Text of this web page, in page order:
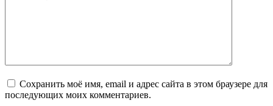
Сохранить моё имя, email и адрес сайта в этом браузере для
последующих моих комментариев.